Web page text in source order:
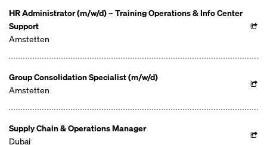
HR Administrator (m/w/d) – Training Operations & Info Center
Support
Amstetten
Group Consolidation Specialist (m/w/d)
Amstetten
Supply Chain & Operations Manager
Dubai